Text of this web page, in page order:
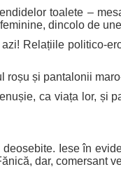
toalete –
dincolo de
Relațiile politico-
și pantalonii
ca viața lor,
Iese în
dar, comersant